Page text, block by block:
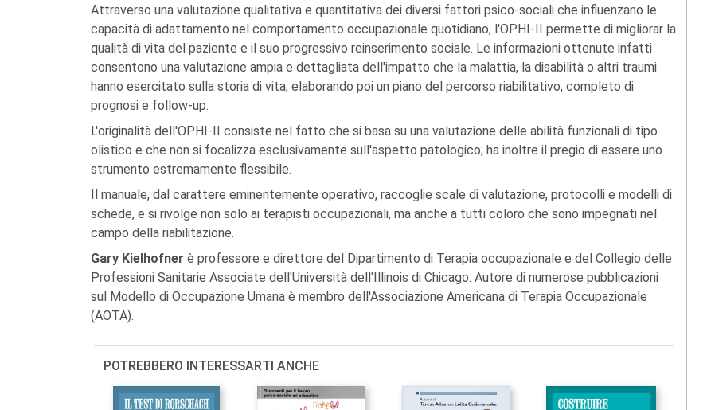
Attraverso una valutazione qualitativa e quantitativa dei diversi fattori psico-sociali che influenzano le
capacità di adattamento nel comportamento occupazionale quotidiano, l'OPHI-II permette di migliorar la
qualità di vita del paziente e il suo progressivo reinserimento sociale. Le informazioni ottenute infatti
consentono una valutazione ampia e dettagliata dell'impatto che la malattia, la disabilità o altri traumi
hanno esercitato sulla storia di vita, elaborando poi un piano del percorso riabilitativo, completo di
prognosi e follow-up.
L'originalità dell'OPHI-II consiste nel fatto che si basa su una valutazione delle abilità funzionali di tipo
olistico e che non si focalizza esclusivamente sull'aspetto patologico; ha inoltre il pregio di essere uno
strumento estremamente flessibile.
Il manuale, dal carattere eminentemente operativo, raccoglie scale di valutazione, protocolli e modelli di
schede, e si rivolge non solo ai terapisti occupazionali, ma anche a tutti coloro che sono impegnati nel
campo della riabilitazione.
Gary Kielhofner è professore e direttore del Dipartimento di Terapia occupazionale e del Collegio delle
Professioni Sanitarie Associate dell'Università dell'Illinois di Chicago. Autore di numerose pubblicazioni
sul Modello di Occupazione Umana è membro dell'Associazione Americana di Terapia Occupazionale
(AOTA).
POTREBBERO INTERESSARTI ANCHE